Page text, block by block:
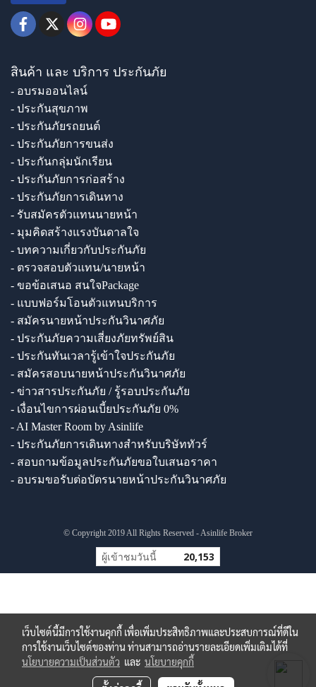
สินค้า และ บริการ ประกันภัย
- อบรมออนไลน์
- ประกันสุขภาพ
- ประกันภัยรถยนต์
- ประกันภัยการขนส่ง
- ประกันกลุ่มนักเรียน
- ประกันภัยการก่อสร้าง
- ประกันภัยการเดินทาง
- รับสมัครตัวแทนนายหน้า
- มุมคิดสร้างแรงบันดาลใจ
- บทความเกี่ยวกับประกันภัย
- ตรวจสอบตัวแทน/นายหน้า
- ขอข้อเสนอ สนใจPackage
- แบบฟอร์มโอนตัวแทนบริการ
- สมัครนายหน้าประกันวินาศภัย
- ประกันภัยความเสี่ยงภัยทรัพย์สิน
- ประกันทันเวลารู้เข้าใจประกันภัย
- สมัครสอบนายหน้าประกันวินาศภัย
- ข่าวสารประกันภัย / รู้รอบประกันภัย
- เงื่อนไขการผ่อนเบี้ยประกันภัย 0%
- AI Master Room by Asinlife
- ประกันภัยการเดินทางสำหรับบริษัททัวร์
- สอบถามข้อมูลประกันภัยขอใบเสนอราคา
- อบรมขอรับต่อบัตรนายหน้าประกันวินาศภัย
© Copyright 2019 All Rights Reserved - Asinlife Broker
ผู้เข้าชมวันนี้ 20,153
เว็บไซต์นี้มีการใช้งานคุกกี้ เพื่อเพิ่มประสิทธิภาพและประสบการณ์ที่ดีใน
การใช้งานเว็บไซต์ของท่าน ท่านสามารถอ่านรายละเอียดเพิ่มเติมได้ที่
นโยบายความเป็นส่วนตัว และ นโยบายคุกกี้